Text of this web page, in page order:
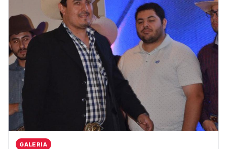
GALERIA